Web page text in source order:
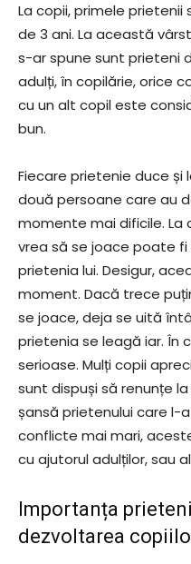
La copii, primele
de 3 ani. La această
s-ar spune sunt prieteni
adulți, în copilărie, orice
cu un alt copil este
bun.
Fiecare prietenie duce
două persoane care au
momente mai dificile. La
vrea să se joace poate
prietenia lui. Desigur,
moment. Dacă trece
se joace, deja se uită
prietenia se leagă iar. În
serioase. Mulți copii
sunt dispuși să renunțe
șansă prietenului care l-
conflicte mai mari,
cu ajutorul adulților, sau
Importanța
dezvoltarea